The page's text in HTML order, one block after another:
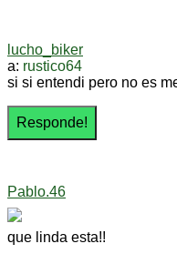
lucho_biker
a: rustico64
si si entendi pero no es
Pablo.46
que linda esta!!